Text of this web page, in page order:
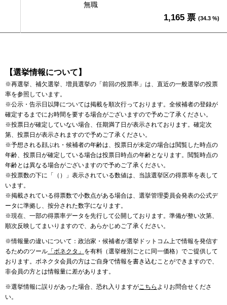
無職
1,165 票 (34.3 %)
【選挙情報について】
※再選挙、補欠選挙、増員選挙の「前回の投票率」は、直近の一般選挙の投票
率を参照しています。
※公示・告示日以降については掲載を順次行っております。全候補者の登録が
確定するまでにお時間を要する場合がございますので予めご了承ください。
※投票日が確定していない場合、任期満了日が表示されております。確定次
第、投票日が表示されますので予めご了承ください。
※予想される顔ぶれ・候補者の年齢は、投票日が未定の場合は閲覧した時点の
年齢、投票日が確定している場合は投票日時点の年齢となります。閲覧時点の
年齢とは異なる場合がございますので予めご了承ください。
※投票数の下に「（）」表示されている数値は、当該選挙区の得票率を表して
います。
※掲載されている得票数で小数点がある場合は、選挙管理委員会発表の公式デ
ータに準拠し、按分された数字になります。
※現在、一部の得票率データを先行して公開しております。準備が整い次第、
順次反映してまいりますので、あらかじめご了承ください。
※情報量の違いについて：政治家・候補者が選挙ドットコム上で情報を発信す
るためのツール 「ボネクタ」 を有料（選挙種別ごとに同一価格）でご提供して
おります。ボネクタ会員の方はご自身で情報を書き込むことができますので、
非会員の方とは情報量に差があります。
※選挙情報に誤りがあった場合、恐れ入りますがこちら よりお問合せくださ
い。